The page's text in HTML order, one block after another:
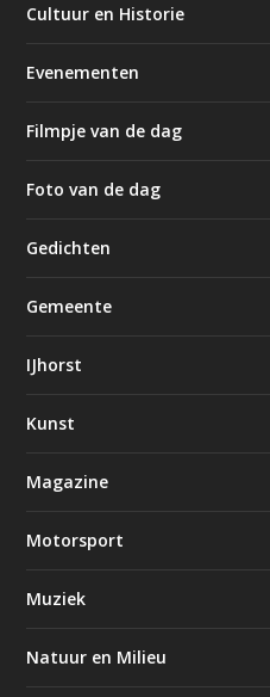
Cultuur en Historie
Evenementen
Filmpje van de dag
Foto van de dag
Gedichten
Gemeente
IJhorst
Kunst
Magazine
Motorsport
Muziek
Natuur en Milieu